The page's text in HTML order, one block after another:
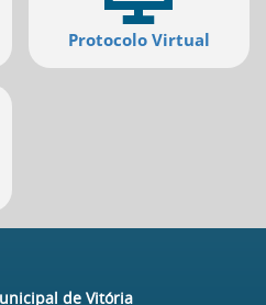
Protocolo Virtual
de Vitória